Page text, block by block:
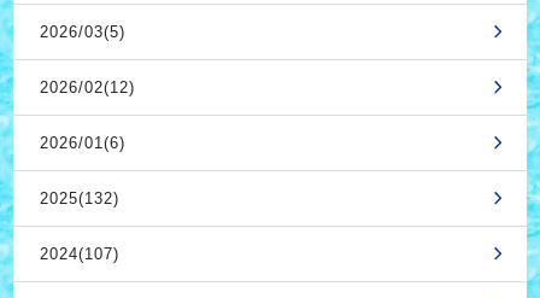
2026/03(5)
2026/02(12)
2026/01(6)
2025(132)
2024(107)